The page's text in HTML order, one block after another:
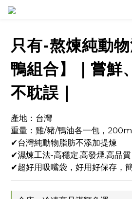
只有-熬煉純動
鴨組合】｜嘗鮮
不耽誤｜
產地：台灣
重量：雞/豬/鴨油各一包，
✔台灣純動物脂肪不添加提煉
✔濕煉工法-高穩定.高發煙.高品質
✔超好用吸嘴袋，好用好保存，